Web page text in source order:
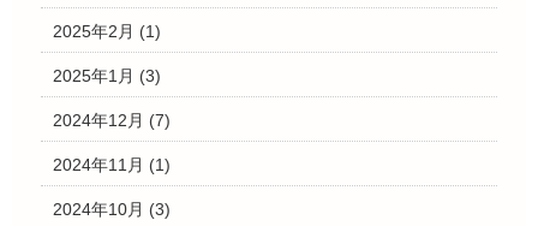
2025年2月 (1)
2025年1月 (3)
2024年12月 (7)
2024年11月 (1)
2024年10月 (3)